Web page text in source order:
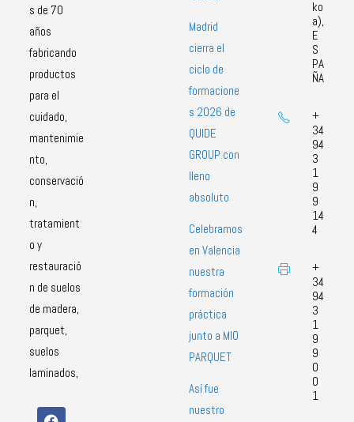
s de 70
años
fabricando
productos
para el
cuidado,
mantenimie
nto,
conservació
n,
tratamient
o y
restauració
n de suelos
de madera,
parquet,
suelos
laminados,
Madrid
cierra el
ciclo de
formacione
s 2026 de
QUIDE
GROUP con
lleno
absoluto
Celebramos
en Valencia
nuestra
formación
práctica
junto a MIO
PARQUET
Así fue
nuestro
ko
a),
E
S
PA
ÑA
+
34
94
3
1
9
9
14
4
+
34
94
3
1
9
9
0
0
1